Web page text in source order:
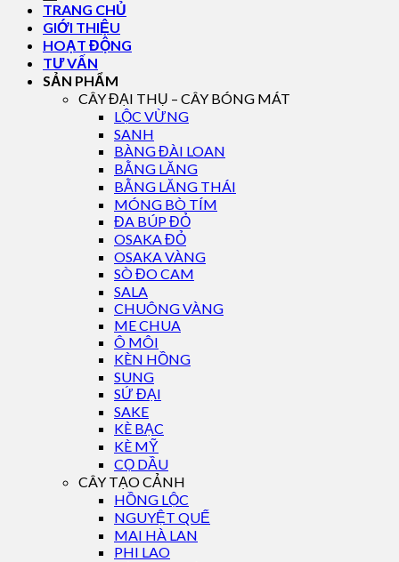
TRANG CHỦ
GIỚI THIỆU
HOẠT ĐỘNG
TƯ VẤN
SẢN PHẨM
CÂY ĐẠI THỤ – CÂY BÓNG MÁT
LỘC VỪNG
SANH
BÀNG ĐÀI LOAN
BẰNG LĂNG
BẰNG LĂNG THÁI
MÓNG BÒ TÍM
ĐA BÚP ĐỎ
OSAKA ĐỎ
OSAKA VÀNG
SÒ ĐO CAM
SALA
CHUÔNG VÀNG
ME CHUA
Ô MÔI
KÈN HỒNG
SUNG
SỨ ĐẠI
SAKE
KÈ BẠC
KÈ MỸ
CỌ DẦU
CÂY TẠO CẢNH
HỒNG LỘC
NGUYỆT QUẾ
MAI HÀ LAN
PHI LAO